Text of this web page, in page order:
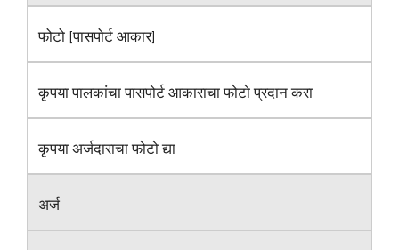
फोटो [पासपोर्ट आकार]
कृपया पालकांचा पासपोर्ट आकाराचा फोटो प्रदान करा
कृपया अर्जदाराचा फोटो द्या
अर्ज